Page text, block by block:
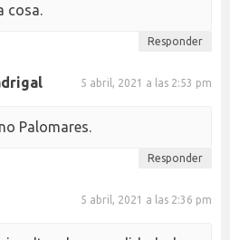
cosa.
Responder
5 abril, 2021 a las 2:53 pm
Palomares.
Responder
5 abril, 2021 a las 2:36 pm